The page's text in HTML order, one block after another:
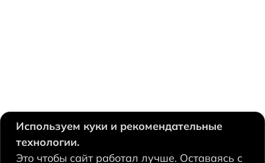
630124, Новосибирск,
Используем куки и рекомендательные
технологии.
Это чтобы сайт работал лучше. Оставаясь с